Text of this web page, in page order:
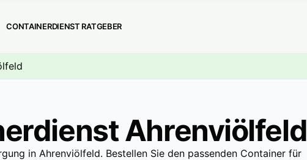
CONTAINERDIENST RATGEBER
Ahrenviölfeld
in Ahrenviölfeld. Bestellen Sie den passenden Container für